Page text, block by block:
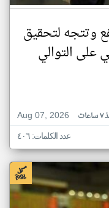
وتتجه لتحقيق
على التوالي
Aug 07, 2026
عدد الكلمات: ٤٠٦